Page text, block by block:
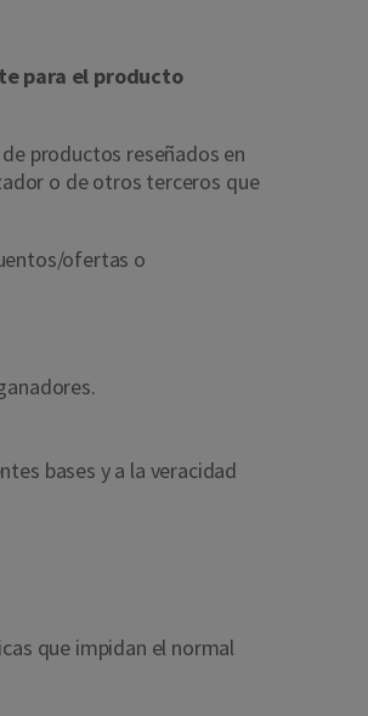
para el producto
productos reseñados en
o de otros terceros que
ofertas o
bases y a la veracidad
que impidan el normal